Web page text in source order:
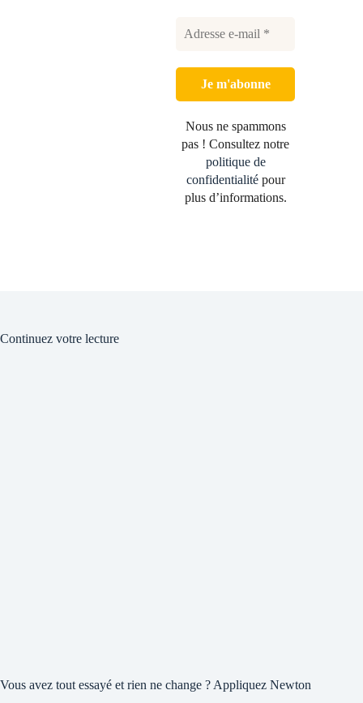
Nous ne spammons
pas ! Consultez notre
politique de
confidentialitépour
plus d’informations.
Continuez votre lecture
Vous avez tout essayé et rien ne change ? Appliquez Newton